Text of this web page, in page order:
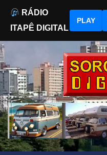
to
content
RÁDIO
ITAPÊ DIGITAL
PLAY